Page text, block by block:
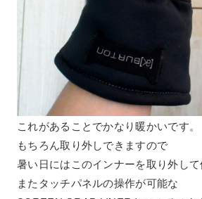
これがあることでかなり暖かいです。
もちろん取り外しできますので
暑い日にはこのインナーを取り外して
またタッチパネルの操作が可能な